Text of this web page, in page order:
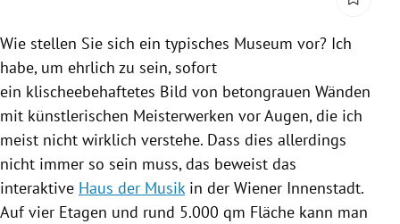
Wie stellen Sie sich ein typisches Museum vor? Ich
habe, um ehrlich zu sein, sofort
ein klischeebehaftetes Bild von betongrauen Wänden
mit künstlerischen Meisterwerken vor Augen, die ich
meist nicht wirklich verstehe. Dass dies allerdings
nicht immer so sein muss, das beweist das
interaktive Haus der Musikin der Wiener Innenstadt.
Auf vier Etagen und rund 5.000 qm Fläche kann man